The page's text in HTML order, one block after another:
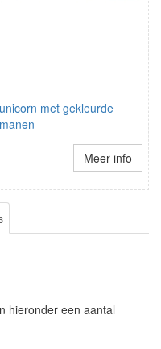
unicorn met gekleurde
manen
Meer info
hieronder een aantal